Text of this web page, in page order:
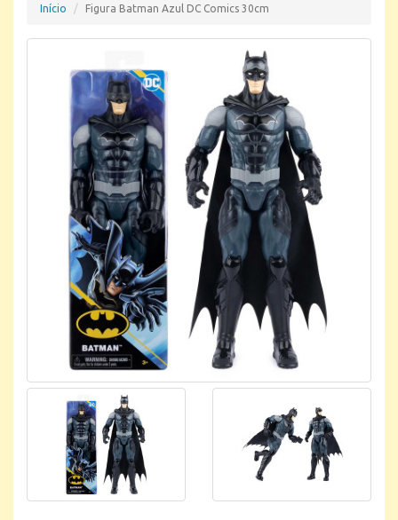
Início Figura Batman Azul DC Comics 30cm